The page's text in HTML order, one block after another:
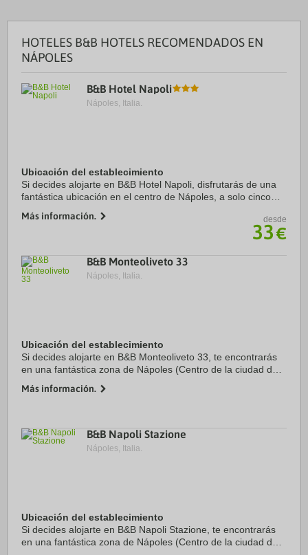
HOTELES B&B HOTELS RECOMENDADOS EN
NÁPOLES
B&B Hotel Napoli
Nápoles, Italia.
Ubicación del establecimiento
Si decides alojarte en B&B Hotel Napoli, disfrutarás de una
fantástica ubicación en el centro de Nápoles, a solo cinco
Molo Beverello. Además, este ...
Más información. desde
33€
B&B Monteoliveto 33
Nápoles, Italia.
Ubicación del establecimiento
Si decides alojarte en B&B Monteoliveto 33, te encontrarás
en una fantástica zona de Nápoles (Centro de la ciudad de
Toledo y a 9 de Puerto de ...
Más información.
B&B Napoli Stazione
Nápoles, Italia.
Ubicación del establecimiento
Si decides alojarte en B&B Napoli Stazione, te encontrarás
en una fantástica zona de Nápoles (Centro de la ciudad de